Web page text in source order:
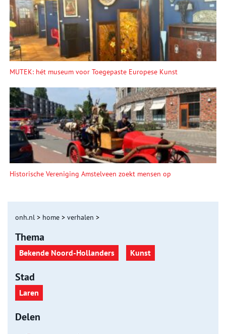
MUTEK: hét museum voor Toegepaste Europese Kunst
Historische Vereniging Amstelveen zoekt mensen op
onh.nl > home > verhalen >
Thema
Bekende Noord-Hollanders Kunst
Stad
Laren
Delen